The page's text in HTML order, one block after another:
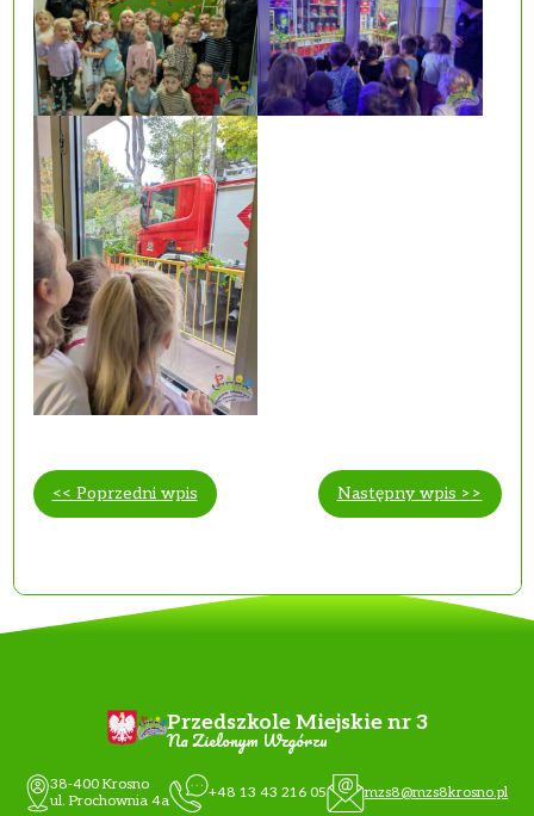
<< Poprzedni wpis Następny wpis >>
Przedszkole Miejskie nr 3
Na Zielonym Wzgórzu
38-400 Krosno
ul. Prochownia 4a
+48 13 43 216 05 mzs8@mzs8krosno.pl